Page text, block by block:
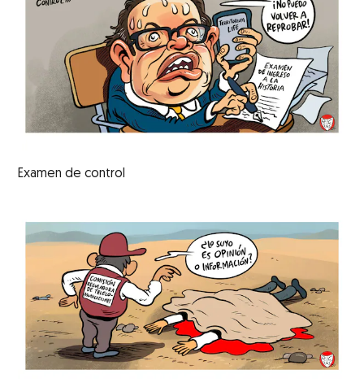
Examen de control